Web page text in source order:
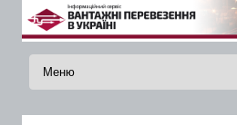
Skip to content